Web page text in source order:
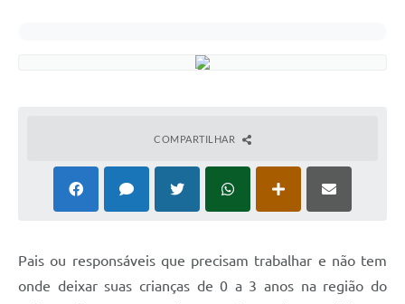
COMPARTILHAR
Pais ou responsáveis que precisam trabalhar e não tem
onde deixar suas crianças de 0 a 3 anos na região do